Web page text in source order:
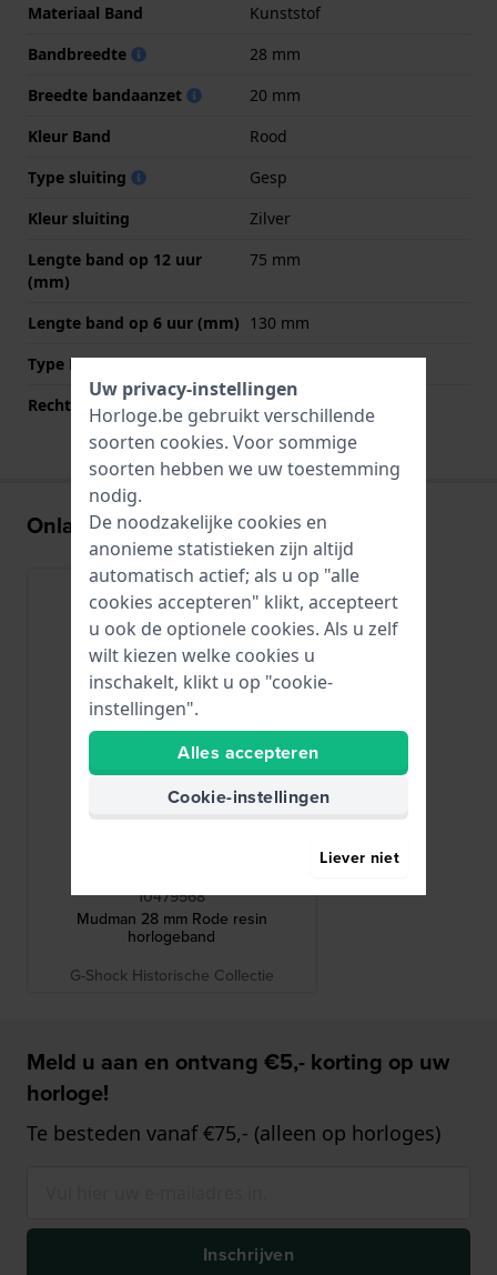
Materiaal Band
Kunststof
Bandbreedte
28 mm
Breedte bandaanzet
20 mm
Kleur Band
Rood
Type sluiting
Gesp
Kleur sluiting
Zilver
Lengte band op 12 uur
(mm)
75 mm
Lengte band op 6 uur (mm) 130 mm
Type Bevestiging
Schroef
Rechte aanzet
Nee
Onlangs bekeken
10479568
Mudman 28 mm Rode resin
horlogeband
G-Shock Historische Collectie
Meld u aan en ontvang €5,- korting op uw
horloge!
Te besteden vanaf €75,- (alleen op horloges)
Inschrijven
Uw privacy-instellingen
Horloge.be gebruikt verschillende
soorten cookies. Voor sommige
soorten hebben we uw toestemming
nodig.
De noodzakelijke cookies en
anonieme statistieken zijn altijd
automatisch actief; als u op "alle
cookies accepteren" klikt, accepteert
u ook de optionele cookies. Als u zelf
wilt kiezen welke cookies u
inschakelt, klikt u op "cookie-
instellingen".
Alles accepteren
Cookie-instellingen
Liever niet